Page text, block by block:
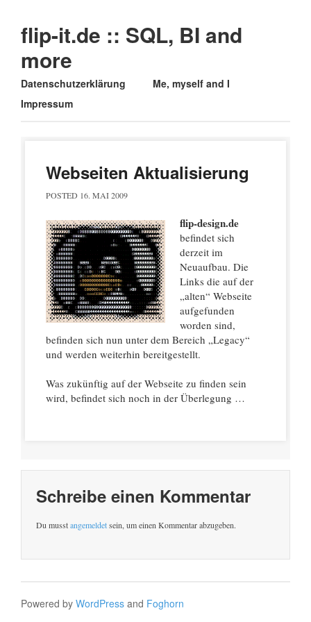
flip-it.de :: SQL, BI and
more
Main menu
Skip
to
content
Datenschutzerklärung
Me, myself and I
Impressum
Webseiten Aktualisierung
POSTED 16. MAI 2009
flip-design.de
befindet sich
derzeit im
Neuaufbau. Die
Links die auf der
„alten“ Webseite
aufgefunden
worden sind,
befinden sich nun unter dem Bereich „Legacy“
und werden weiterhin bereitgestellt.
Was zukünftig auf der Webseite zu finden sein
wird, befindet sich noch in der Überlegung …
Schreibe einen Kommentar
Du musstangemeldetsein, um einen Kommentar abzugeben.
Powered by WordPress and Foghorn